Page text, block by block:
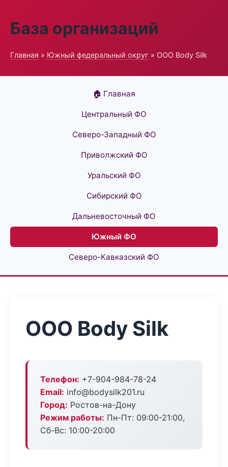
База организаций
Главная » Южный федеральный округ » ООО Body Silk
🏠 Главная
Центральный ФО
Северо-Западный ФО
Приволжский ФО
Уральский ФО
Сибирский ФО
Дальневосточный ФО
Южный ФО
Северо-Кавказский ФО
ООО Body Silk
Телефон: +7-904-984-78-24
Email: info@bodysilk201.ru
Город: Ростов-на-Дону
Режим работы: Пн-Пт: 09:00-21:00,
Сб-Вс: 10:00-20:00